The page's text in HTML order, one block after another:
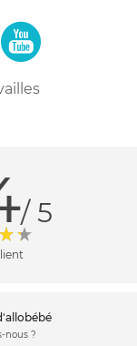
/ 5
nous ?